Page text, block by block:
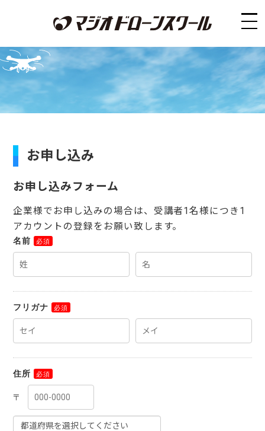
お申し込み
お申し込みフォーム
企業様でお申し込みの場合は、受講者1名様につき1
アカウントの登録をお願い致します。
名前
フリガナ
住所